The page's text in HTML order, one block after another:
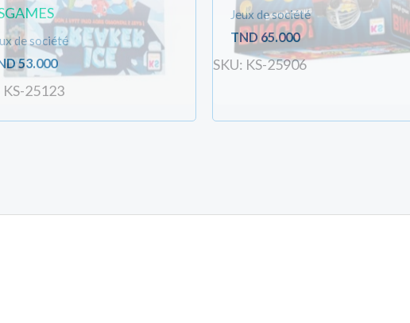
de société
53.000
KS-25123
Jeux de société
TND 65.000
SKU: KS-25906